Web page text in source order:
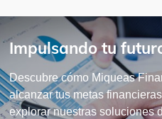
Impulsando tu
Descubre cómo Miqueas
alcanzar tus metas
explorar nuestras soluciones